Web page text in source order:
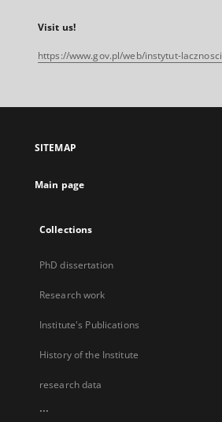
Visit us!
https://www.gov.pl/web/instytut-lacznosci
SITEMAP
Main page
Collections
PhD dissertation
Research work
Institute's Publications
History of the Institute
research data
...